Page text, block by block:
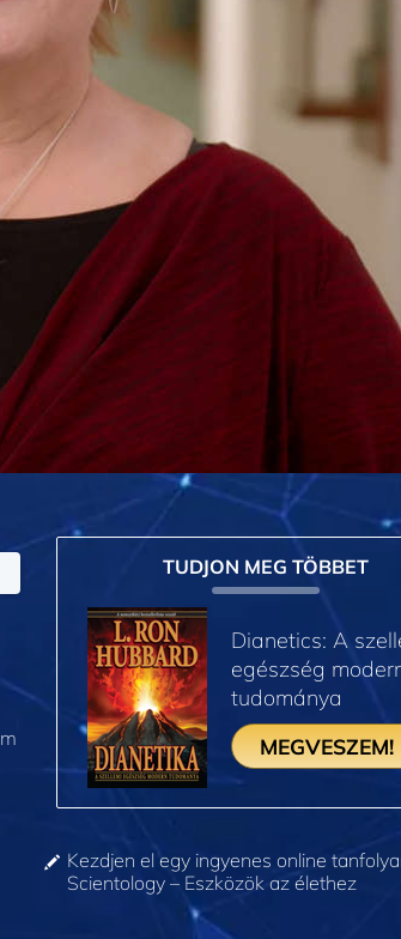
TUDJON MEG TÖBBET
Dianetics: A
egészség
tudománya
MEGVESZEM!
Kezdjen el egy ingyenes online
Scientology – Eszközök az élethez